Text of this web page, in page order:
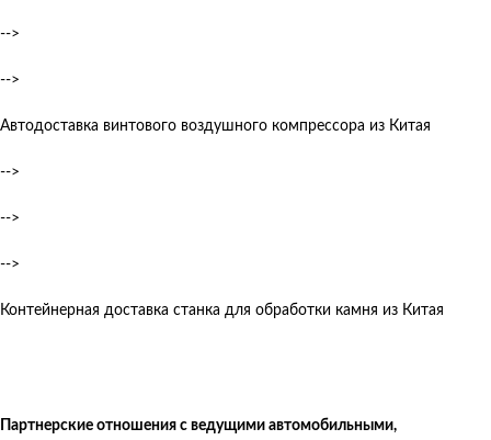
-->
-->
Автодоставка винтового воздушного компрессора из Китая
-->
-->
-->
Контейнерная доставка станка для обработки камня из Китая
Партнерские отношения с ведущими автомобильными,